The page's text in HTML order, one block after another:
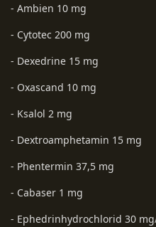
- Ambien 10 mg
- Cytotec 200 mg
- Dexedrine 15 mg
- Oxascand 10 mg
- Ksalol 2 mg
- Dextroamphetamin 15 mg
- Phentermin 37,5 mg
- Cabaser 1 mg
- Ephedrinhydrochlorid 30